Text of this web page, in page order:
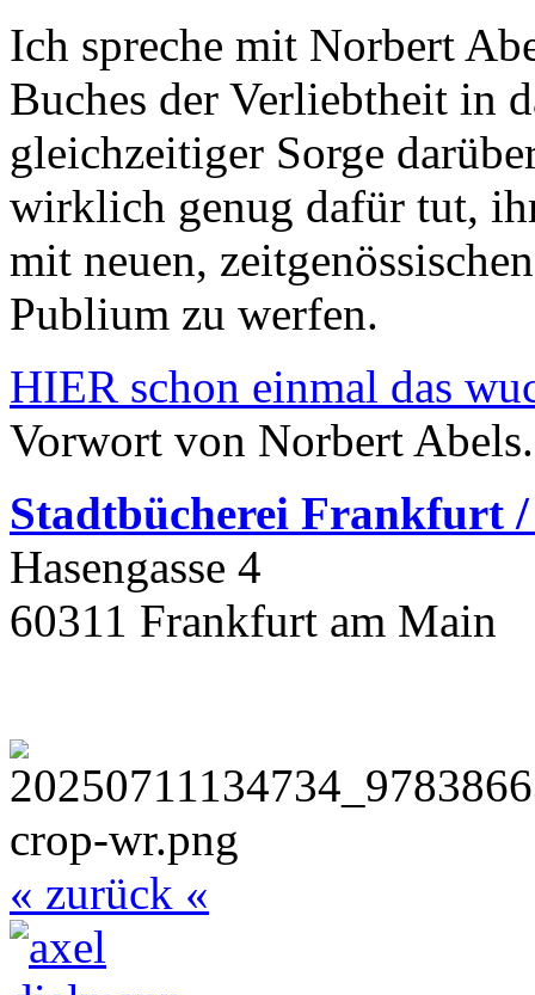
Ich spreche mit Norbert
Buches der Verliebtheit in
gleichzeitiger Sorge
wirklich genug dafür tut,
mit neuen,
Publium zu werfen.
HIER schon einmal das
Vorwort von Norbert Abels.
Stadtbücherei Frankfurt
Hasengasse 4
60311 Frankfurt am Main
« zurück «